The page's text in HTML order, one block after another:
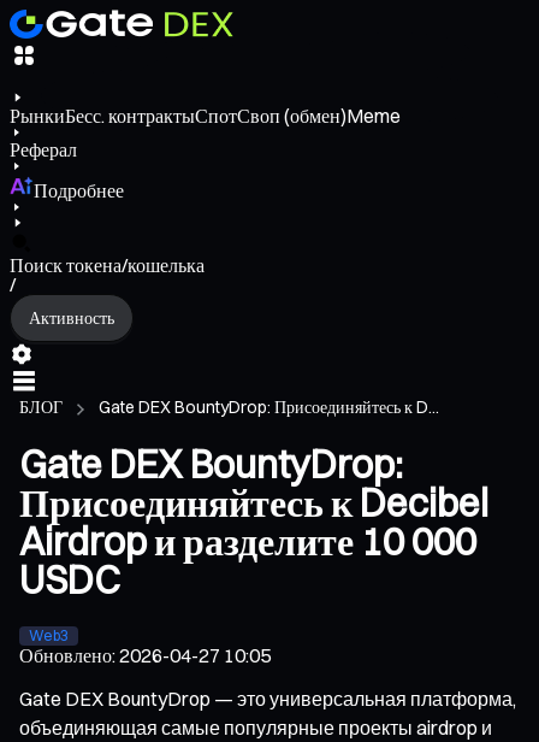
РынкиБесс. контрактыСпотСвоп (обмен)Meme
Реферал
Подробнее
Поиск токена/кошелька
/
Активность
БЛОГ Gate DEX BountyDrop: Присоединяйтесь к D...
Gate DEX BountyDrop:
Присоединяйтесь к Decibel
Airdrop и разделите 10 000
USDC
Web3
Обновлено:2026-04-27 10:05
Gate DEX BountyDrop — это универсальная платформа,
объединяющая самые популярные проекты airdrop и